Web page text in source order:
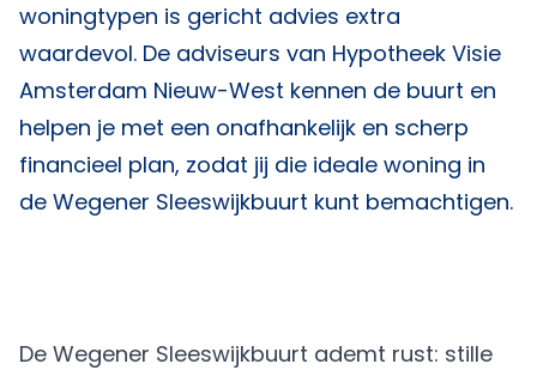
woningtypen is gericht advies extra
waardevol. De adviseurs van Hypotheek Visie
Amsterdam Nieuw-West kennen de buurt en
helpen je met een onafhankelijk en scherp
financieel plan, zodat jij die ideale woning in
de Wegener Sleeswijkbuurt kunt bemachtigen.
De Wegener Sleeswijkbuurt ademt rust: stille